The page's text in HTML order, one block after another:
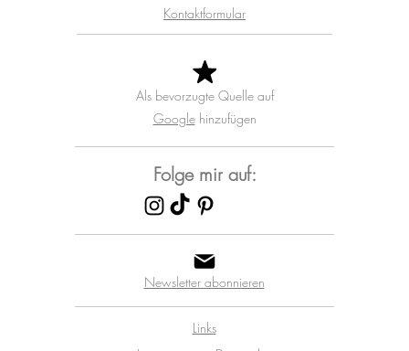
Kontaktformular
Als bevorzugte Quelle auf
Googlehinzufügen
Folge mir auf:
Newsletter abonnieren
Links